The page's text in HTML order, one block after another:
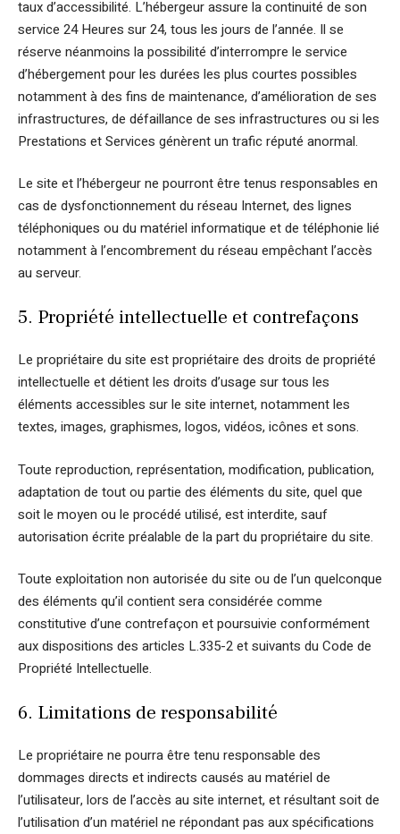
taux d’accessibilité. L’hébergeur assure la continuité de son
service 24 Heures sur 24, tous les jours de l’année. Il se
réserve néanmoins la possibilité d’interrompre le service
d’hébergement pour les durées les plus courtes possibles
notamment à des fins de maintenance, d’amélioration de ses
infrastructures, de défaillance de ses infrastructures ou si les
Prestations et Services génèrent un trafic réputé anormal.
Le site et l’hébergeur ne pourront être tenus responsables en
cas de dysfonctionnement du réseau Internet, des lignes
téléphoniques ou du matériel informatique et de téléphonie lié
notamment à l’encombrement du réseau empêchant l’accès
au serveur.
5. Propriété intellectuelle et contrefaçons
Le propriétaire du site est propriétaire des droits de propriété
intellectuelle et détient les droits d’usage sur tous les
éléments accessibles sur le site internet, notamment les
textes, images, graphismes, logos, vidéos, icônes et sons.
Toute reproduction, représentation, modification, publication,
adaptation de tout ou partie des éléments du site, quel que
soit le moyen ou le procédé utilisé, est interdite, sauf
autorisation écrite préalable de la part du propriétaire du site.
Toute exploitation non autorisée du site ou de l’un quelconque
des éléments qu’il contient sera considérée comme
constitutive d’une contrefaçon et poursuivie conformément
aux dispositions des articles L.335-2 et suivants du Code de
Propriété Intellectuelle.
6. Limitations de responsabilité
Le propriétaire ne pourra être tenu responsable des
dommages directs et indirects causés au matériel de
l’utilisateur, lors de l’accès au site internet, et résultant soit de
l’utilisation d’un matériel ne répondant pas aux spécifications